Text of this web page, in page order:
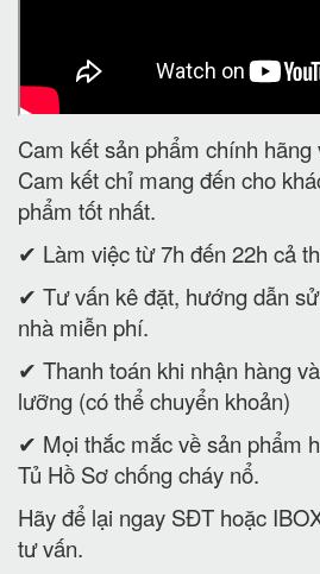
Cam kết sản phẩm chính
Cam kết chỉ mang đến cho
phẩm tốt nhất.
✔ Làm việc từ 7h đến 22h cả
✔ Tư vấn kê đặt, hướng dẫn
nhà miễn phí.
✔ Thanh toán khi nhận hàng
lưỡng (có thể chuyển khoản)
✔ Mọi thắc mắc về sản phẩm
Tủ Hồ Sơ chống cháy nổ.
Hãy để lại ngay SĐT hoặc
tư vấn.